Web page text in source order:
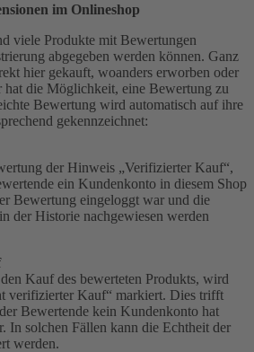
im Onlineshop
viele Produkte mit Bewertungen
abgegeben werden können. Ganz
hier gekauft, woanders erworben oder
hat die Möglichkeit, eine Bewertung zu
Bewertung wird automatisch auf ihre
gekennzeichnet:
der Hinweis „Verifizierter Kauf“,
ein Kundenkonto in diesem Shop
Bewertung eingeloggt war und die
der Historie nachgewiesen werden
Kauf des bewerteten Produkts, wird
verifizierter Kauf“ markiert. Dies trifft
Bewertende kein Kundenkonto hat
In solchen Fällen kann die Echtheit der
werden.